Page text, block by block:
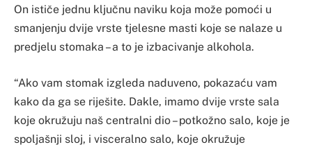
On ističe jednu ključnu naviku koja može pomoći u
smanjenju dvije vrste tjelesne masti koje se nalaze u
predjelu stomaka – a to je izbacivanje alkohola.
“Ako vam stomak izgleda naduveno, pokazaću vam
kako da ga se riješite. Dakle, imamo dvije vrste sala
koje okružuju naš centralni dio – potkožno salo, koje je
spoljašnji sloj, i visceralno salo, koje okružuje